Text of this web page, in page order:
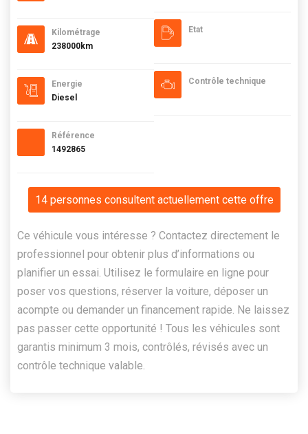
Kilométrage
238000km
Energie
Diesel
Référence
1492865
Etat
Contrôle technique
14 personnes consultent actuellement cette offre
Ce véhicule vous intéresse ? Contactez directement le
professionnel pour obtenir plus d’informations ou
planifier un essai. Utilisez le formulaire en ligne pour
poser vos questions, réserver la voiture, déposer un
acompte ou demander un financement rapide. Ne laissez
pas passer cette opportunité ! Tous les véhicules sont
garantis minimum 3 mois, contrôlés, révisés avec un
contrôle technique valable.